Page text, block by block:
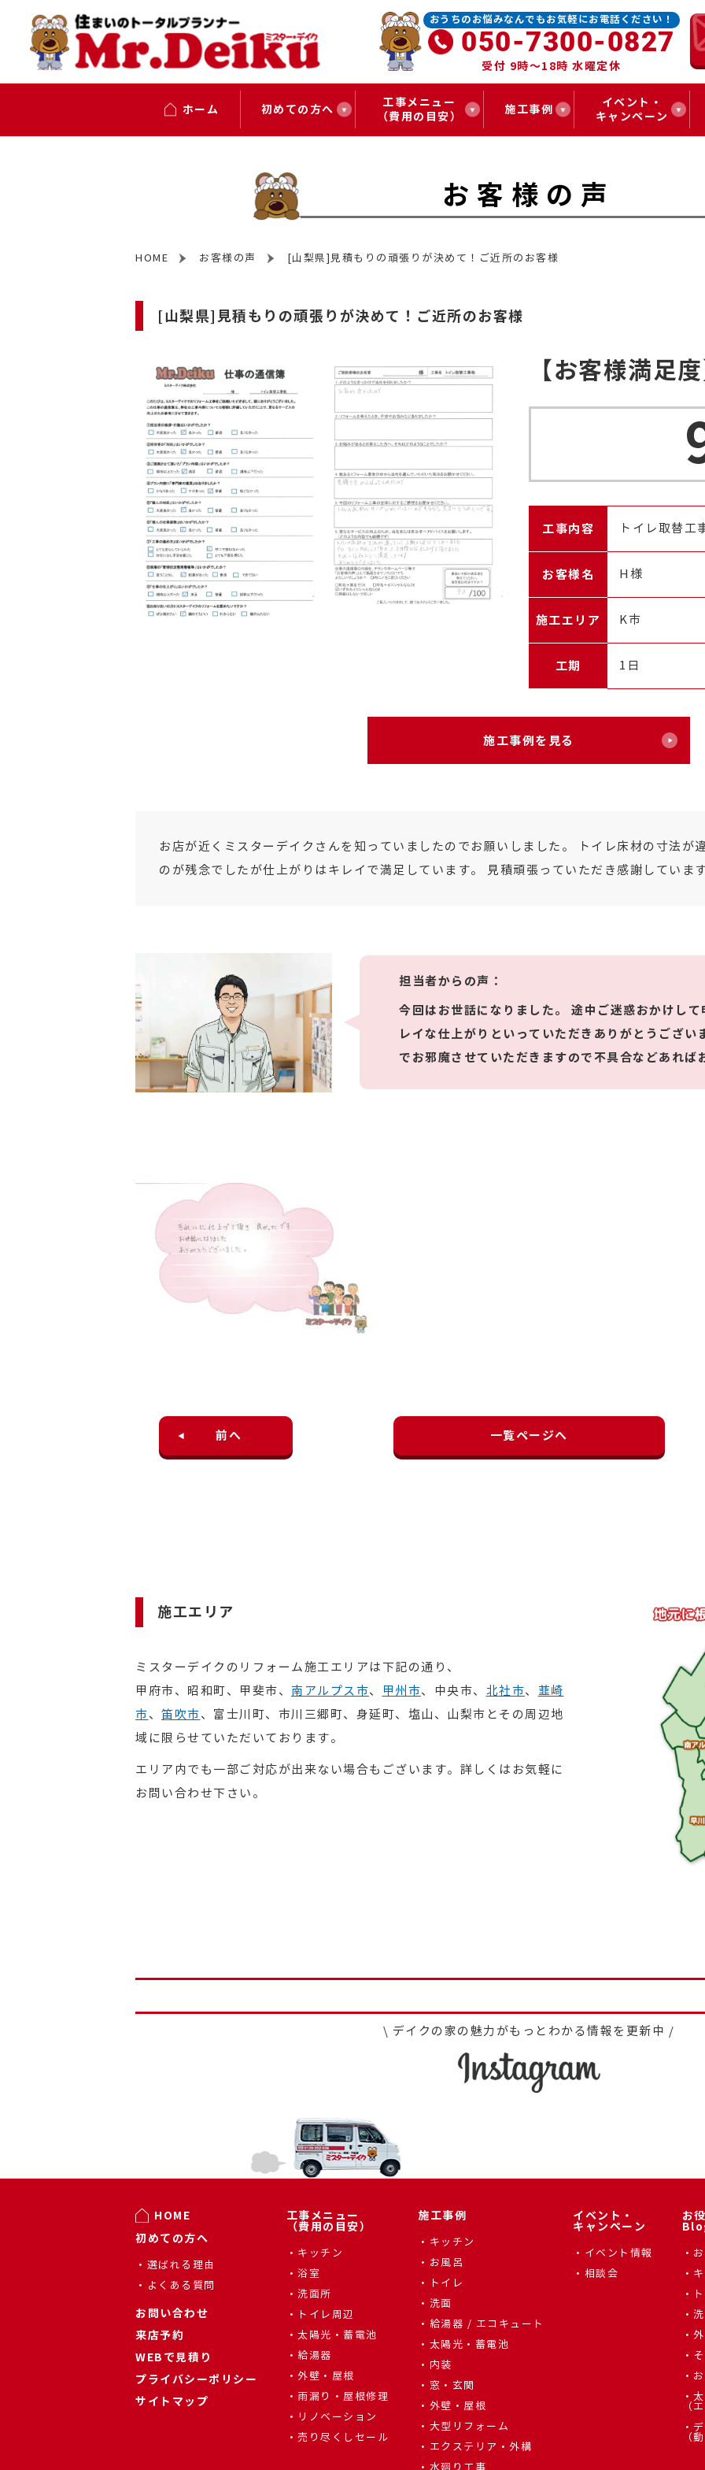
おうちのお悩みなんでもお気軽にお電話ください！
050-7300-0827
受付 9時～18時 水曜定休
ホーム 初めての方へ
工事メニュー
（費用の目安）
施工事例
イベント・
キャンペーン
お客様の声
HOME お客様の声 [山梨県]見積もりの頑張りが決めて！ご近所のお客様
[山梨県]見積もりの頑張りが決めて！ご近所のお客様
【お客様満足
工事内容 トイレ取替工
お客様名 H様
施工エリア K市
工期 1日
施工事例を見る
お店が近くミスターデイクさんを知っていましたのでお願いしました。 トイレ床材の寸法が
のが残念でしたが仕上がりはキレイで満足しています。 見積頑張っていただき感謝していま
担当者からの声：
今回はお世話になりました。 途中ご迷惑おかけし
レイな仕上がりといっていただきありがとうござ
でお邪魔させていただきますので不具合などあれば
前へ 一覧ページへ
施工エリア
ミスターデイクのリフォーム施工エリアは下記の通り、
甲府市、昭和町、甲斐市、 南アルプス市、 甲州市、中央市、 北社市、 韮崎
市、 笛吹市、富士川町、市川三郷町、身延町、塩山、山梨市とその周辺地
域に限らせていただいております。
エリア内でも一部ご対応が出来ない場合もございます。詳しくはお気軽に
お問い合わせ下さい。
\ デイクの家の魅力がもっとわかる情報を更新中 /
HOME
初めての方へ
選ばれる理由
よくある質問
お問い合わせ
来店予約
WEBで見積り
プライバシーポリシー
サイトマップ
工事メニュー
（費用の目安）
キッチン
浴室
洗面所
トイレ周辺
太陽光・蓄電池
給湯器
外壁・屋根
雨漏り・屋根修理
リノベーション
売り尽くしセール
施工事例
キッチン
お風呂
トイレ
洗面
給湯器 / エコキュート
太陽光・蓄電池
内装
窓・玄関
外壁・屋根
大型リフォーム
エクステリア・外構
水廻り工事
イベント・
キャンペーン
イベント情報
相談会
お
（
（